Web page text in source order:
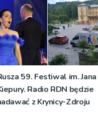
59. Festiwal im. Jana
Radio RDN będzie
z Krynicy-Zdroju